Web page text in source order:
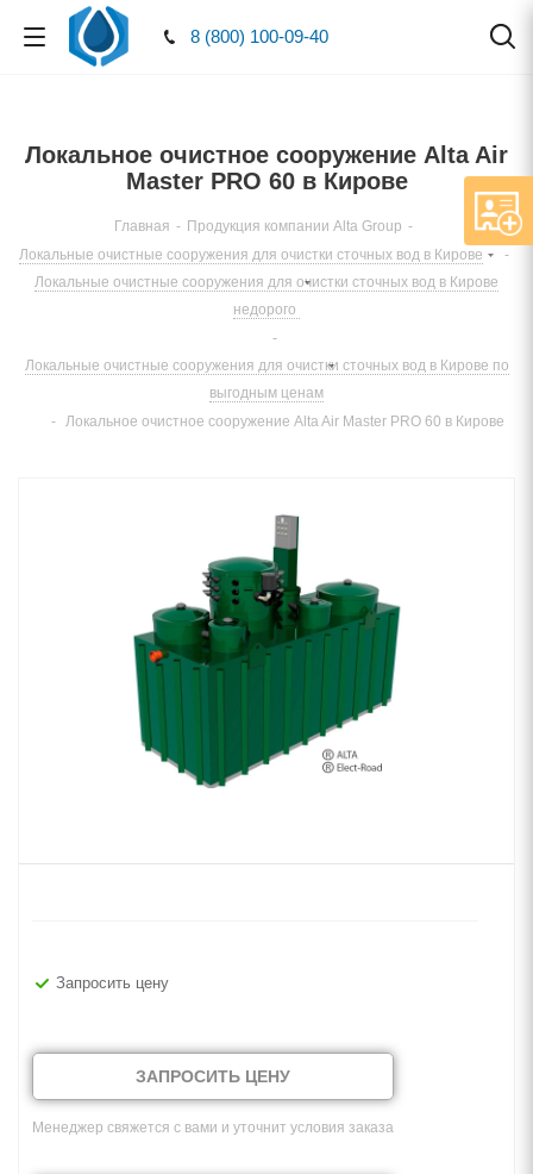
8 (800) 100-09-40
Локальное очистное сооружение Alta Air
Master PRO 60 в Кирове
Главная - Продукция компании Alta Group -
Локальные очистные сооружения для очистки сточных вод в Кирове
-
Локальные очистные сооружения для очистки сточных вод в Кирове
недорого
-
Локальные очистные сооружения для очистки сточных вод в Кирове по
выгодным ценам
-
Локальное очистное сооружение Alta Air Master PRO 60 в Кирове
Запросить цену
ЗАПРОСИТЬ ЦЕНУ
Менеджер свяжется с вами и уточнит условия заказа